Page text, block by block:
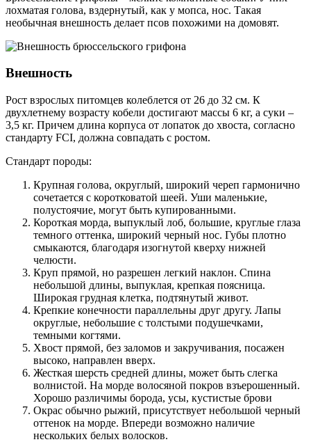
лохматая голова, вздернутый, как у мопса, нос. Такая
необычная внешность делает псов похожими на домовят.
Внешность
Рост взрослых питомцев колеблется от 26 до 32 см. К
двухлетнему возрасту кобели достигают массы 6 кг, а суки –
3,5 кг. Причем длина корпуса от лопаток до хвоста, согласно
стандарту FCI, должна совпадать с ростом.
Стандарт породы:
Крупная голова, округлый, широкий череп гармонично
сочетается с коротковатой шеей. Уши маленькие,
полустоячие, могут быть купированными.
Короткая морда, выпуклый лоб, большие, круглые глаза
темного оттенка, широкий черный нос. Губы плотно
смыкаются, благодаря изогнутой кверху нижней
челюсти.
Круп прямой, но разрешен легкий наклон. Спина
небольшой длины, выпуклая, крепкая поясница.
Широкая грудная клетка, подтянутый живот.
Крепкие конечности параллельны друг другу. Лапы
округлые, небольшие с толстыми подушечками,
темными когтями.
Хвост прямой, без заломов и закручивания, посажен
высоко, направлен вверх.
Жесткая шерсть средней длины, может быть слегка
волнистой. На морде волосяной покров взъерошенный.
Хорошо различимы борода, усы, кустистые брови
Окрас обычно рыжий, присутствует небольшой черный
оттенок на морде. Впереди возможно наличие
нескольких белых волосков.